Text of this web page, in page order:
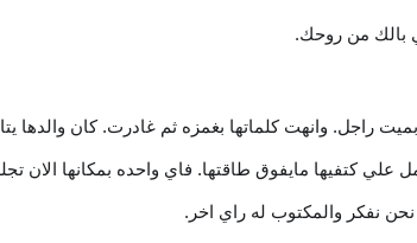
بالك من روحك.
راجل. وانهت كلماتها بغمزه ثم غادرت. كان والدها
علي كتفيها مايفوق طاقتها. فاي واحده بمكانها الان
نحن نفكر والمكتوب له راي اخر.